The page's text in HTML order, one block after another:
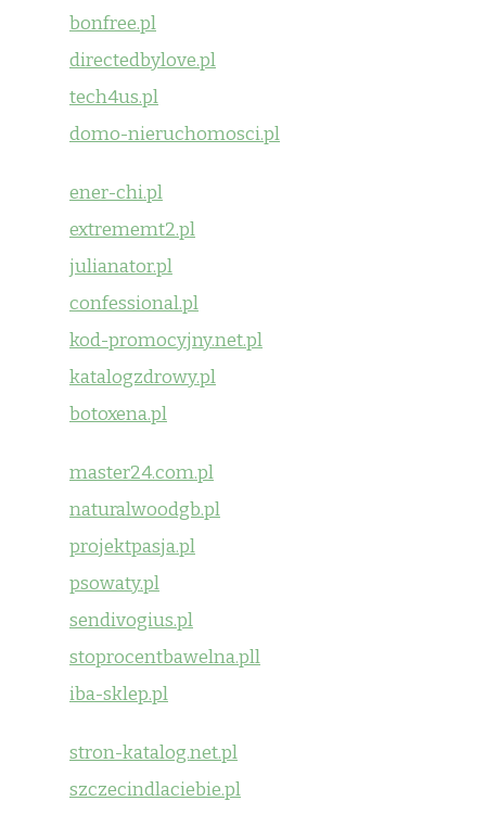
bonfree.pl
directedbylove.pl
tech4us.pl
domo-nieruchomosci.pl
ener-chi.pl
extrememt2.pl
julianator.pl
confessional.pl
kod-promocyjny.net.pl
katalogzdrowy.pl
botoxena.pl
master24.com.pl
naturalwoodgb.pl
projektpasja.pl
psowaty.pl
sendivogius.pl
stoprocentbawelna.pll
iba-sklep.pl
stron-katalog.net.pl
szczecindlaciebie.pl